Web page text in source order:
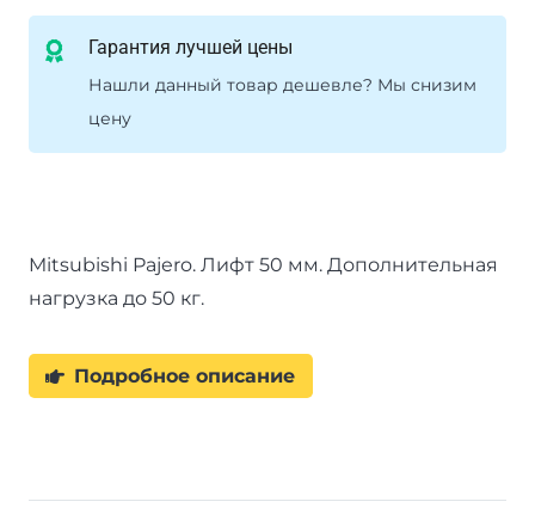
нагрузкаГарантия лучшей цены
Нашли данный товар дешевле? Мы снизим
цену
Mitsubishi Pajero. Лифт 50 мм. Дополнительная
нагрузка до 50 кг.
Подробное описание